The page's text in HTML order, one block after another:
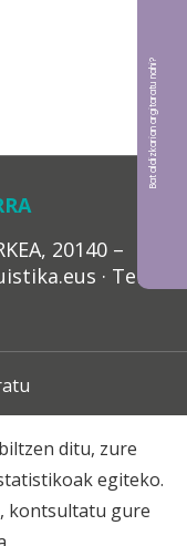
20140 –
· Tel.:
ditu, zure
egiteko.
kontsultatu gure
Bat aldizkarian argitaratu nahi?